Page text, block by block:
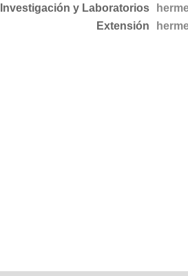
Investigación y Laboratorios
Extensión